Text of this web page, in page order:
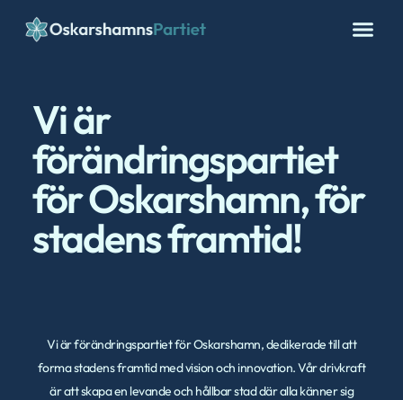
Vi är
förändringspartiet
för Oskarshamn, för
stadens framtid!
Vi är förändringspartiet för Oskarshamn, dedikerade till att
forma stadens framtid med vision och innovation. Vår drivkraft
är att skapa en levande och hållbar stad där alla känner sig